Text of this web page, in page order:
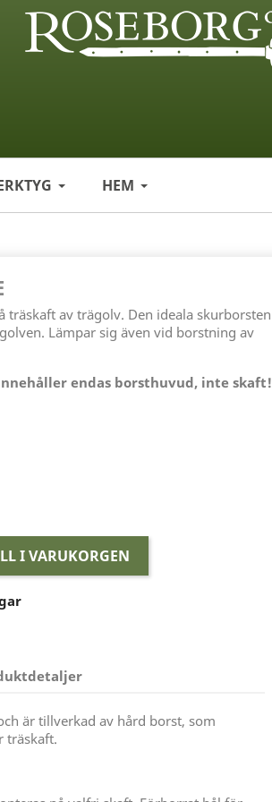
HEM
träskaft av trägolv. Den ideala skurborsten
Lämpar sig även vid borstning av
endas borsthuvud, inte skaft!
I VARUKORGEN
är tillverkad av hård borst, som
träskaft.